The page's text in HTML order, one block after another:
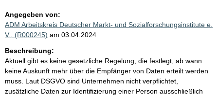
Angegeben von:
ADM Arbeitskreis Deutscher Markt- und Sozialforschungsinstitute e.
V.. (R000245) am 03.04.2024
Beschreibung:
Aktuell gibt es keine gesetzliche Regelung, die festlegt, ab wann
keine Auskunft mehr über die Empfänger von Daten erteilt werden
muss. Laut DSGVO sind Unternehmen nicht verpflichtet,
zusätzliche Daten zur Identifizierung einer Person ausschließlich